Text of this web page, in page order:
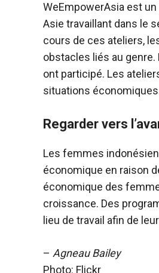
WeEmpowerAsia est
Asie travaillant dans le
cours de ces ateliers,
obstacles liés au
ont participé. Les
situations
Regarder vers
Les femmes
économique en raison
économique des
croissance. Des
lieu de travail afin de
– Agneau Bailey
Photo: Flickr